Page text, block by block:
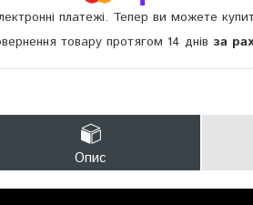
платежі. Тепер ви можете
товару протягом 14 днів за
Опис